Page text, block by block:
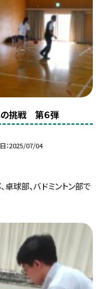
の挑戦 第６弾
2025/07/04
球部、バドミントン部で